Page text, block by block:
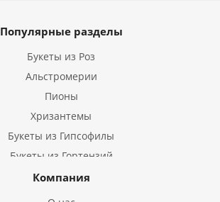
Популярные разделы
Букеты из Роз
Альстромерии
Пионы
Хризантемы
Букеты из Гипсофилы
Букеты из Гортензий
Букеты из Ирисов
Компания